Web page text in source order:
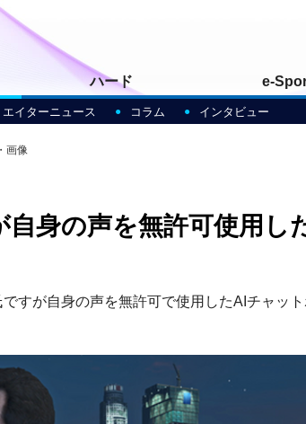
エイターニュース コラム インタビュー
ハード e-
画像
身の声を無許可使用し
すが自身の声を無許可で使用したAIチャッ